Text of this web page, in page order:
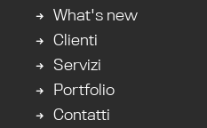
What's new
Clienti
Servizi
Portfolio
Contatti